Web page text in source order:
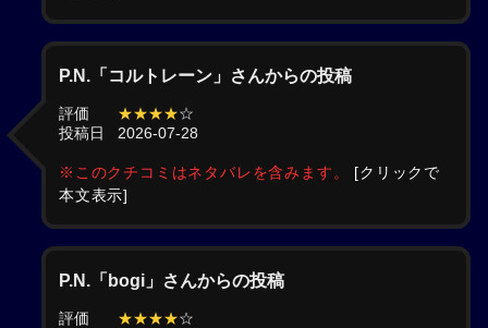
P.N.「コルトレーン」さんからの投稿
評価 ★★★★☆
投稿日
2026-07-28
※このクチコミはネタバレを含みます。
[クリックで
本文表示]
P.N.「bogi」さんからの投稿
評価 ★★★★☆